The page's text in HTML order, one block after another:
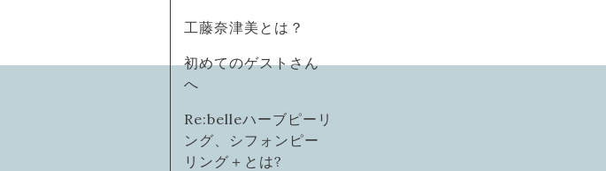
工藤奈津美とは？
初めてのゲストさん
へ
Re:belleハーブピーリ
ング、シフォンピー
リング＋とは?